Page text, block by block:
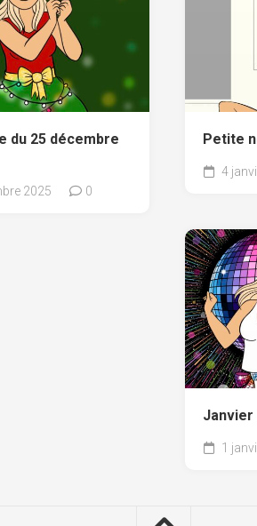
du 25 décembre
2025 0
Petite
4
Janvier
1